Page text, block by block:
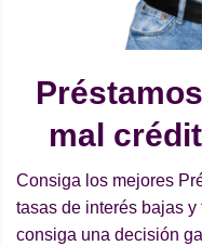
mal
Consiga los mejores
tasas de interés bajas
consiga una decisión